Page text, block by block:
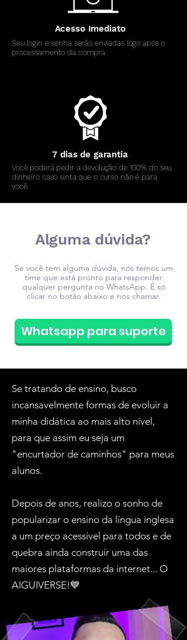
Acesso Imediato
Seu login e senha serão enviadas logo após o
processamento da compra.
7 dias de garantia
Você poderá pedir a devolução de 100% do seu
dinheiro caso sinta que o curso não é para
você.
Alguma dúvida?
Se você tem alguma dúvida, nós temos um
time que está pronto para responder
qualquer pergunta no WhatsApp. É só
clicar no botão abaixo e nos chamar.
Whatsapp para suporte
Se tratando de ensino, busco
incansavelmente formas de evoluir a
minha didática ao mais alto nível,
para que assim eu seja um
"encurtador de caminhos" para meus
alunos.
Depois de anos, realizo o sonho de
popularizar o ensino da língua inglesa
a um preço acessível para todos e de
quebra ainda construir uma das
maiores plataformas da internet... O
AIGUIVERSE!💙